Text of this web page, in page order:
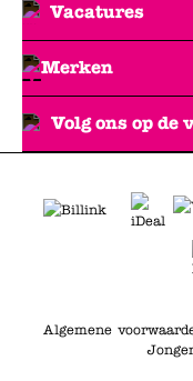
Vacatures
Merken
Volg ons op de
Algemene